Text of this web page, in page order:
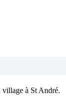
village à St André.